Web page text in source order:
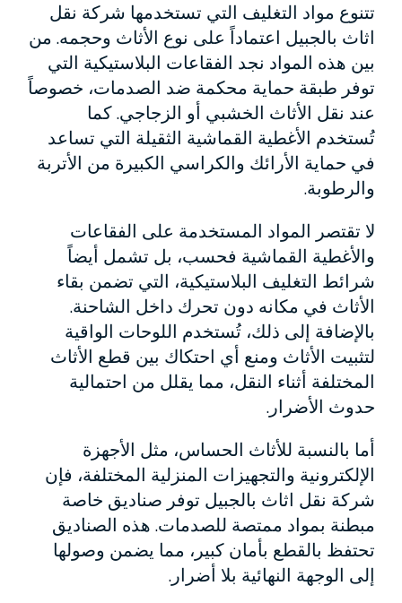
تتنوع مواد التغليف التي تستخدمها شركة نقل
اثاث بالجبيل اعتماداً على نوع الأثاث وحجمه. من
بين هذه المواد نجد الفقاعات البلاستيكية التي
توفر طبقة حماية محكمة ضد الصدمات، خصوصاً
عند نقل الأثاث الخشبي أو الزجاجي. كما
تُستخدم الأغطية القماشية الثقيلة التي تساعد
في حماية الأرائك والكراسي الكبيرة من الأتربة
والرطوبة.
لا تقتصر المواد المستخدمة على الفقاعات
والأغطية القماشية فحسب، بل تشمل أيضاً
شرائط التغليف البلاستيكية، التي تضمن بقاء
الأثاث في مكانه دون تحرك داخل الشاحنة.
بالإضافة إلى ذلك، تُستخدم اللوحات الواقية
لتثبيت الأثاث ومنع أي احتكاك بين قطع الأثاث
المختلفة أثناء النقل، مما يقلل من احتمالية
حدوث الأضرار.
أما بالنسبة للأثاث الحساس، مثل الأجهزة
الإلكترونية والتجهيزات المنزلية المختلفة، فإن
شركة نقل اثاث بالجبيل توفر صناديق خاصة
مبطنة بمواد ممتصة للصدمات. هذه الصناديق
تحتفظ بالقطع بأمان كبير، مما يضمن وصولها
إلى الوجهة النهائية بلا أضرار.